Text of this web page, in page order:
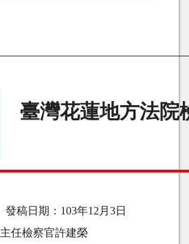
臺灣花蓮地方法院
發稿日期： 103年12月3日
主任檢察官許建榮